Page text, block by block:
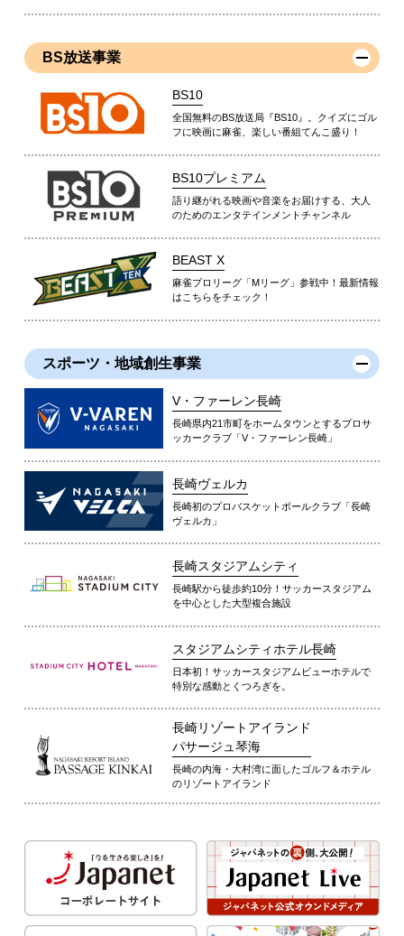
BS放送事業
BS10
全国無料のBS放送局『BS10』。クイズにゴル
フに映画に麻雀、楽しい番組てんこ盛り！
BS10プレミアム
語り継がれる映画や音楽をお届けする、大人
のためのエンタテインメントチャンネル
BEAST X
麻雀プロリーグ「Mリーグ」参戦中！最新情報
はこちらをチェック！
スポーツ・地域創生事業
V・ファーレン長崎
長崎県内21市町をホームタウンとするプロサ
ッカークラブ「V・ファーレン長崎」
長崎ヴェルカ
長崎初のプロバスケットボールクラブ「長崎
ヴェルカ」
長崎スタジアムシティ
長崎駅から徒歩約10分！サッカースタジアム
を中心とした大型複合施設
スタジアムシティホテル長崎
日本初！サッカースタジアムビューホテルで
特別な感動とくつろぎを。
長崎リゾートアイランド
パサージュ琴海
長崎の内海・大村湾に面したゴルフ＆ホテル
のリゾートアイランド